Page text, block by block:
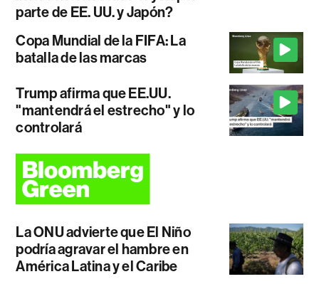
parte de EE. UU. y Japón?
Copa Mundial de la FIFA: La
batalla de las marcas
Trump afirma que EE.UU.
"mantendrá el estrecho" y lo
controlará
La ONU advierte que El Niño
podría agravar el hambre en
América Latina y el Caribe